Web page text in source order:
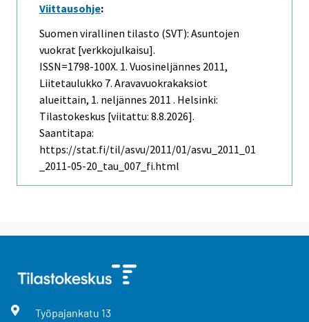
Viittausohje:
Suomen virallinen tilasto (SVT): Asuntojen
vuokrat [verkkojulkaisu].
ISSN=1798-100X. 1. Vuosineljännes 2011,
Liitetaulukko 7. Aravavuokrakaksiot
alueittain, 1. neljännes 2011 . Helsinki:
Tilastokeskus [viitattu: 8.8.2026].
Saantitapa:
https://stat.fi/til/asvu/2011/01/asvu_2011_01
_2011-05-20_tau_007_fi.html
Työpajankatu 13